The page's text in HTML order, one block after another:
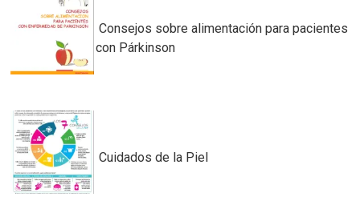
Consejos sobre alimentación para pacientes
con Párkinson
Cuidados de la Piel